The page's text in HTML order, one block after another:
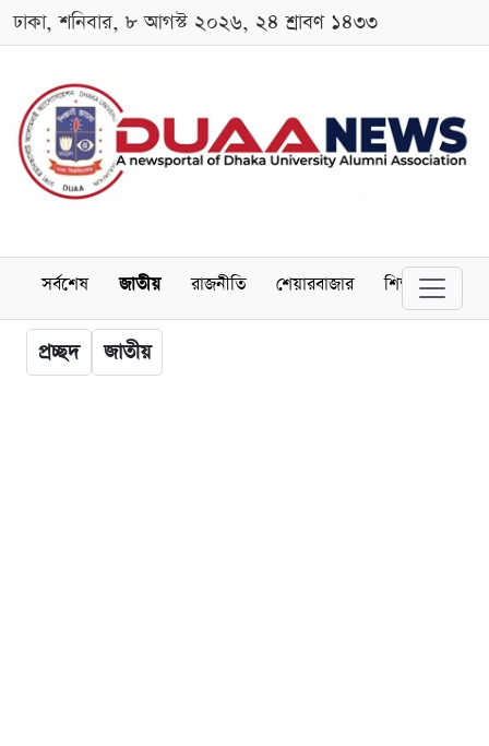
ঢাকা, শনিবার, ৮ আগস্ট ২০২৬, ২৪ শ্রাবণ ১৪৩৩
সর্বশেষ জাতীয় রাজনীতি শেয়ারবাজার শিক্ষা
প্রচ্ছদ জাতীয়